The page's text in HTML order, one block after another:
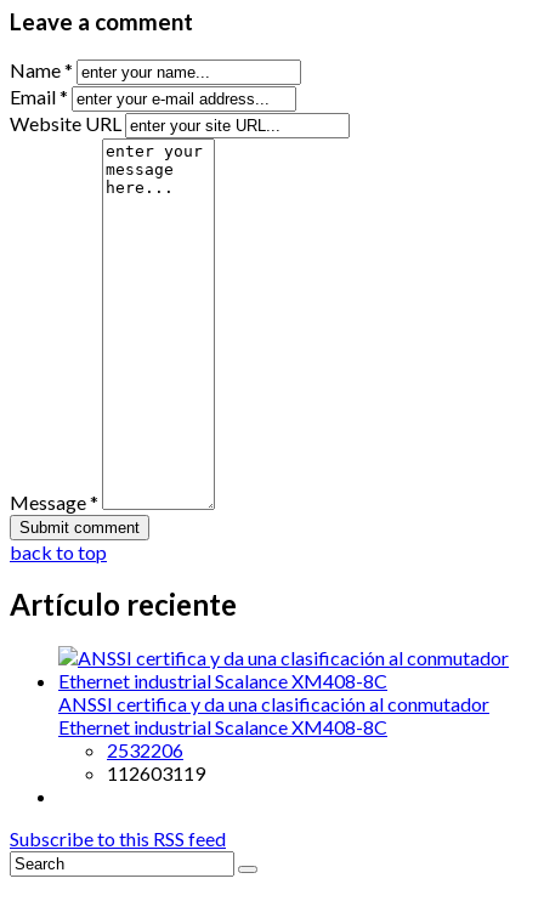
Leave a comment
Name *
Email *
Website URL
Message *
back to top
Artículo reciente
ANSSI certifica y da una clasificación al conmutador
Ethernet industrial Scalance XM408-8C
2532206
112603119
Subscribe to this RSS feed